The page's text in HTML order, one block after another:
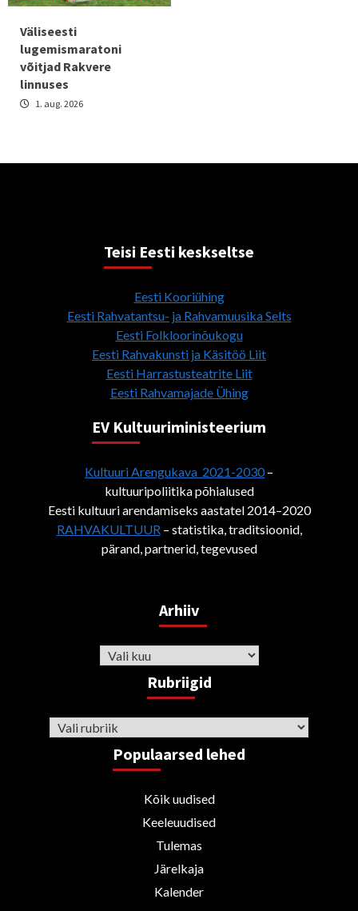
Väliseesti
lugemismaratoni
võitjad Rakvere
linnuses
1. aug. 2026
Teisi Eesti keskseltse
Eesti Kooriühing
Eesti Rahvatantsu- ja Rahvamuusika Selts
Eesti Folkloorinõukogu
Eesti Rahvakunsti ja Käsitöö Liit
Eesti Harrastusteatrite Liit
Eesti Rahvamajade Ühing
EV Kultuuriministeerium
Kultuuri Arengukava 2021-2030–
kultuuripoliitika põhialused
Eesti kultuuri arendamiseks aastatel 2014–2020
RAHVAKULTUUR– statistika, traditsioonid,
pärand, partnerid, tegevused
Arhiiv
Arhiiv
Rubriigid
Rubriigid
Populaarsed lehed
Kõik uudised
Keeleuudised
Tulemas
Järelkaja
Kalender